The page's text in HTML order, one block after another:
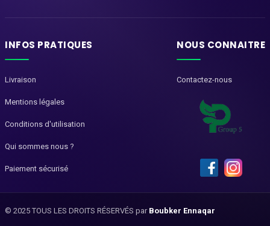
INFOS PRATIQUES
Livraison
Mentions légales
Conditions d'utilisation
Qui sommes nous ?
Paiement sécurisé
NOUS CONNAITRE
Contactez-nous
© 2025 TOUS LES DROITS RÉSERVÉS par Boubker Ennaqar